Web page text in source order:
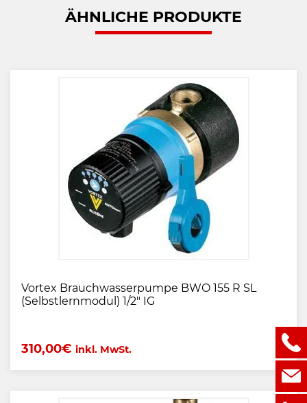
ÄHNLICHE PRODUKTE
Vortex Brauchwasserpumpe BWO 155 R SL
(Selbstlernmodul) 1/2" IG
310,00€ inkl. MwSt.